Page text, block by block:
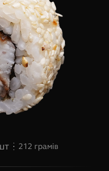
212 грамів